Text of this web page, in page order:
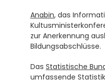
Anabin, das
zur Anerkennung
Bildungsabschlüsse.
Das Statistische
umfassende